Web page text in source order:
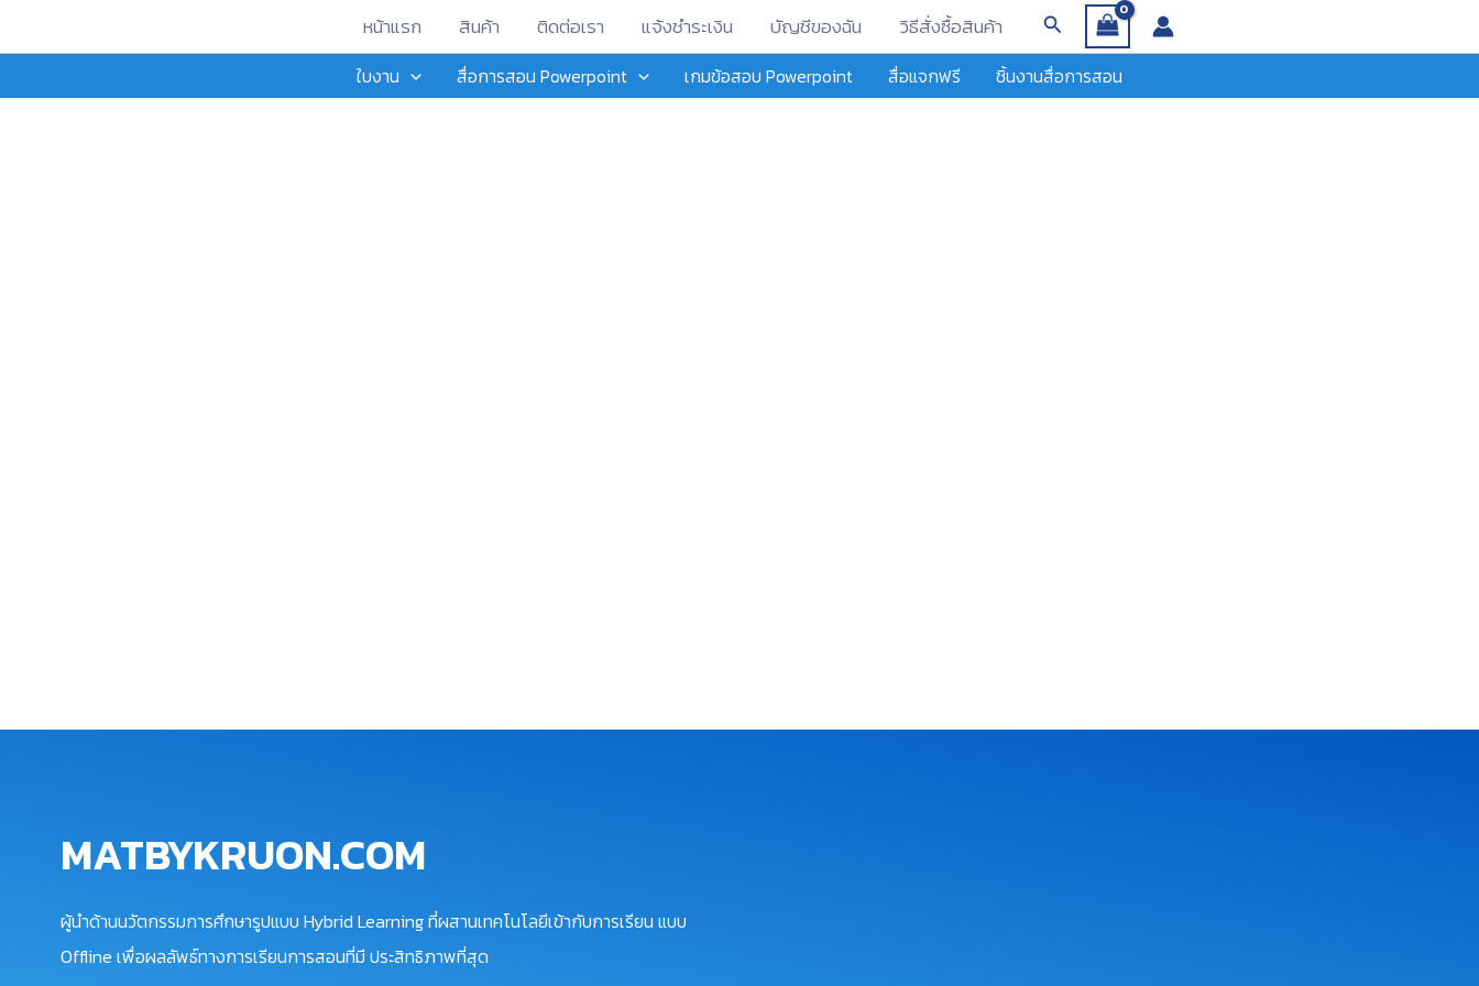
to
หน้าแรก สินค้า ติดต่อเรา แจ้งชำระเงิน บัญชีของฉัน วิธีสั่งซื้อสินค้า Search
ใบงาน สื่อการสอน Powerpoint เกมข้อสอบ Powerpoint สื่อแจกฟรี ชิ้นงานสื่อการสอน
MATBYKRUON.COM
ผู้นำด้านนวัตกรรมการศึกษารูปแบบ Hybrid Learning ที่ผสานเทคโนโลยีเข้ากับการเรียน แบบ
Offline เพื่อผลลัพธ์ทางการเรียนการสอนที่มี ประสิทธิภาพที่สุด